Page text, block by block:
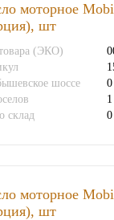
моторное
шт
(ЭКО)
шоссе
склад
моторное
шт